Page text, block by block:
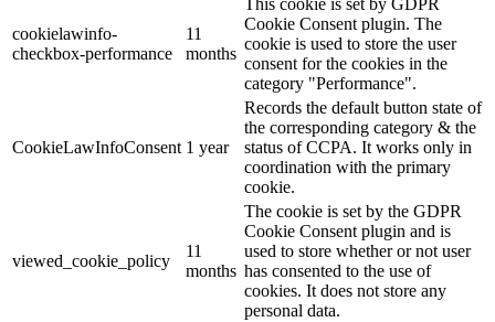
cookielawinfo-
checkbox-performance
11
months
This cookie is set by GDPR
Cookie Consent plugin. The
cookie is used to store the user
consent for the cookies in the
category "Performance".
CookieLawInfoConsent 1 year
Records the default button state of
the corresponding category & the
status of CCPA. It works only in
coordination with the primary
cookie.
viewed_cookie_policy
11
months
The cookie is set by the GDPR
Cookie Consent plugin and is
used to store whether or not user
has consented to the use of
cookies. It does not store any
personal data.